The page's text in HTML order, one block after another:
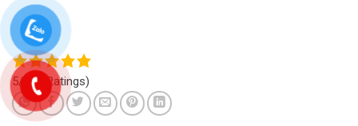
5/5 (4 Ratings)